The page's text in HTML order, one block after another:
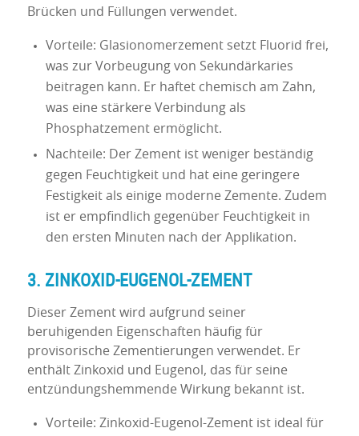
Brücken und Füllungen verwendet.
Vorteile: Glasionomerzement setzt Fluorid frei,
was zur Vorbeugung von Sekundärkaries
beitragen kann. Er haftet chemisch am Zahn,
was eine stärkere Verbindung als
Phosphatzement ermöglicht.
Nachteile: Der Zement ist weniger beständig
gegen Feuchtigkeit und hat eine geringere
Festigkeit als einige moderne Zemente. Zudem
ist er empfindlich gegenüber Feuchtigkeit in
den ersten Minuten nach der Applikation.
3. ZINKOXID-EUGENOL-ZEMENT
Dieser Zement wird aufgrund seiner
beruhigenden Eigenschaften häufig für
provisorische Zementierungen verwendet. Er
enthält Zinkoxid und Eugenol, das für seine
entzündungshemmende Wirkung bekannt ist.
Vorteile: Zinkoxid-Eugenol-Zement ist ideal für